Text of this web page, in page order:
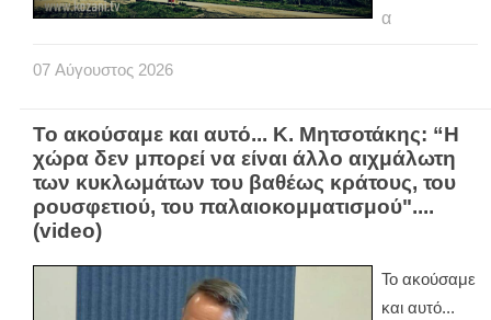
α
07 Αύγουστος 2026
Το ακούσαμε και αυτό... Κ. Μητσοτάκης: “Η
χώρα δεν μπορεί να είναι άλλο αιχμάλωτη
των κυκλωμάτων του βαθέως κράτους, του
ρουσφετιού, του παλαιοκομματισμού"....
(video)
Το ακούσαμε
και αυτό...